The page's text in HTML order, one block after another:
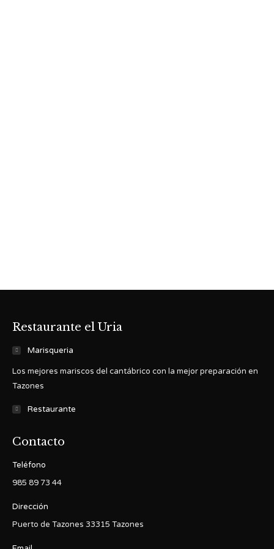
Restaurante el Uria
Marisqueria
Los mejores mariscos del cantábrico con la mejor preparación en
Tazones
Restaurante
Contacto
Teléfono
985 89 73 44
Dirección
Puerto de Tazones 33315 Tazones